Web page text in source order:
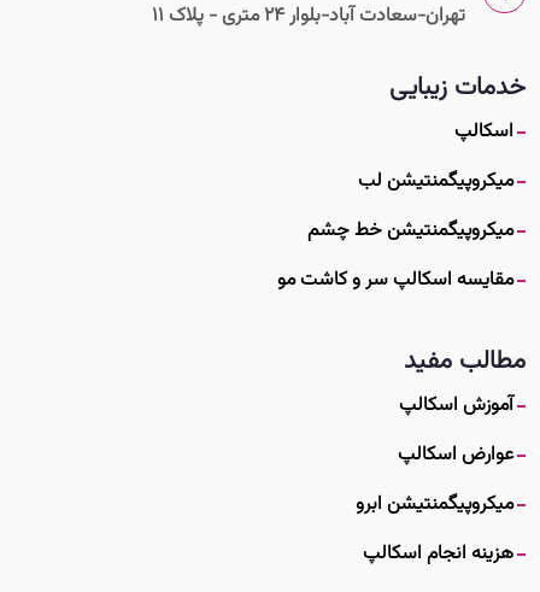
تهران-سعادت آباد-بلوار 24 متری - پلاک 11
خدمات زیبایی
اسکالپ
میکروپیگمنتیشن لب
میکروپیگمنتیشن خط چشم
مقایسه اسکالپ سر و کاشت مو
مطالب مفید
آموزش اسکالپ
عوارض اسکالپ
میکروپیگمنتیشن ابرو
هزینه انجام اسکالپ